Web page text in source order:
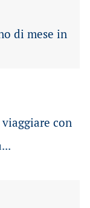
di mese in
con